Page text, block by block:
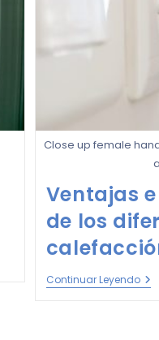
Close up female
Ventajas
de los
Continuar Leyendo